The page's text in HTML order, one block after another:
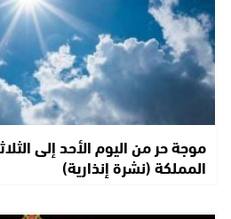
موجة حر من اليوم الأحد إلى
المملكة (نشرة إنذارية)